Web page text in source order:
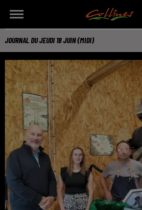
JOURNAL DU JEUDI 18 JUIN (MIDI)